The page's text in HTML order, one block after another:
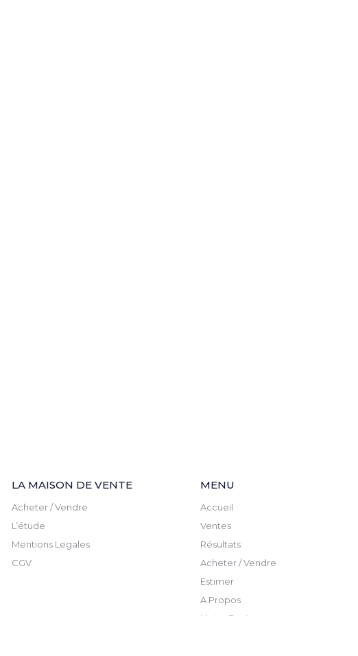
LA MAISON DE VENTE
Acheter / Vendre
L’étude
Mentions Legales
CGV
MENU
Accueil
Ventes
Résultats
Acheter / Vendre
Estimer
A Propos
Notre Equipe